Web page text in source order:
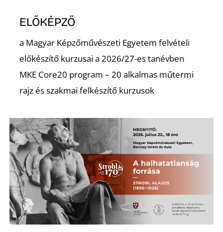
ELŐKÉPZŐ
a Magyar Képzőművészeti Egyetem felvételi
előkészítő kurzusai a 2026/27-es tanévben
MKE Core20 program – 20 alkalmas műtermi
rajz és szakmai felkészítő kurzusok